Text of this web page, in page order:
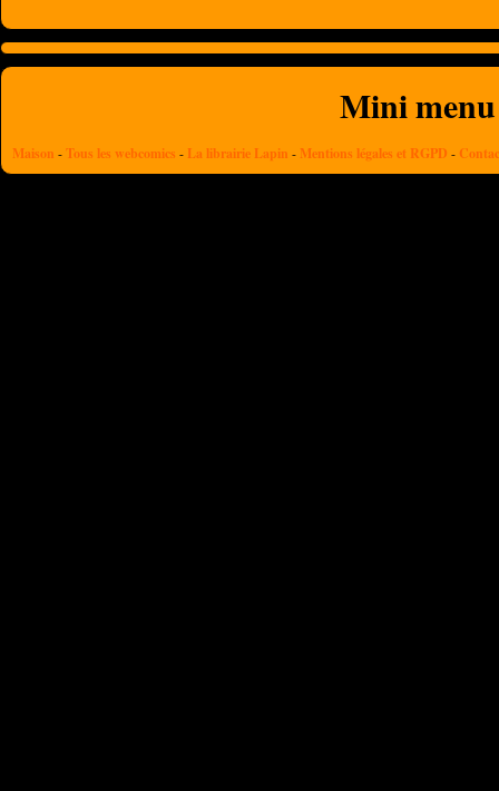
Mini menu
Maison -Tous les webcomics - La librairie Lapin - Mentions légales et RGPD -